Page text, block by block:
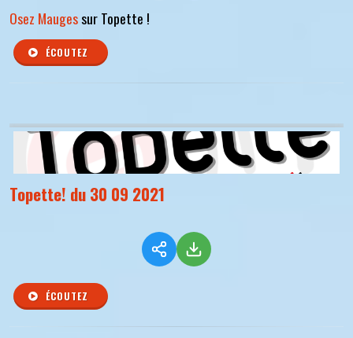
Osez Maugessur Topette !
ÉCOUTEZ
Topette! du 30 09 2021
ÉCOUTEZ